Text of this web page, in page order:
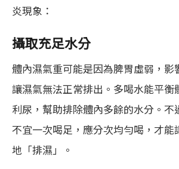
炎現象：
攝取充足水分
體內濕氣重可能是因為脾胃虛弱，影
讓濕氣無法正常排出。多喝水能平衡
利尿，幫助排除體內多餘的水分。不
不宜一次喝足，應分次均勻喝，才能
地「排濕」。